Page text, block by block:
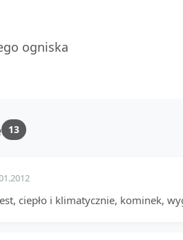
ogniska
13
ciepło i klimatycznie, kominek,